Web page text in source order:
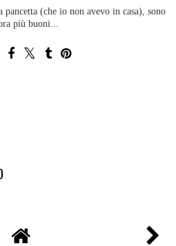
pancetta (che io non avevo in casa), sono
più buoni...